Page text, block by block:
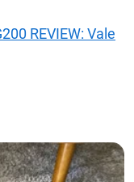
REVIEW: Vale